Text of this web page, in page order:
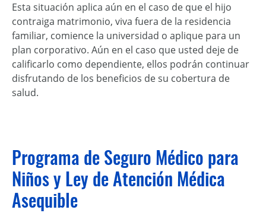
Esta situación aplica aún en el caso de que el hijo
contraiga matrimonio, viva fuera de la residencia
familiar, comience la universidad o aplique para un
plan corporativo. Aún en el caso que usted deje de
calificarlo como dependiente, ellos podrán continuar
disfrutando de los beneficios de su cobertura de
salud.
Programa de Seguro Médico para
Niños y Ley de Atención Médica
Asequible